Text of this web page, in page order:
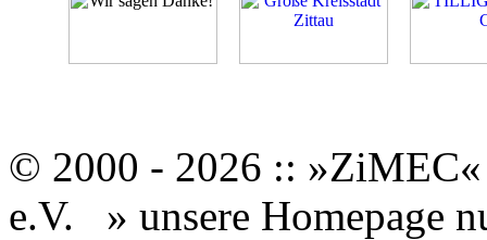
© 2000 - 2026 ::
e.V.
» unsere Homepage